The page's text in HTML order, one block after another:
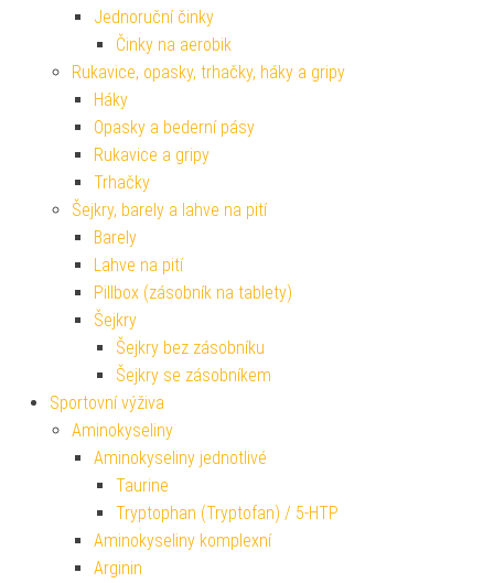
Jednoruční činky
Činky na aerobik
Rukavice, opasky, trhačky, háky a gripy
Háky
Opasky a bederní pásy
Rukavice a gripy
Trhačky
Šejkry, barely a lahve na pití
Barely
Lahve na pití
Pillbox (zásobník na tablety)
Šejkry
Šejkry bez zásobníku
Šejkry se zásobníkem
Sportovní výživa
Aminokyseliny
Aminokyseliny jednotlivé
Taurine
Tryptophan (Tryptofan) / 5-HTP
Aminokyseliny komplexní
Arginin